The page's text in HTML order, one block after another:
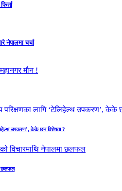
नेपालमा चर्चा
उपकरण’, केके छन विशेषता ?
छलफल